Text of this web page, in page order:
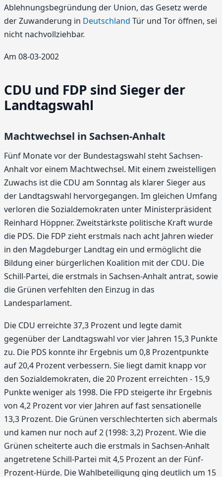
Ablehnungsbegründung der Union, das Gesetz werde
der Zuwanderung in Deutschland Tür und Tor öffnen, sei
nicht nachvollziehbar.
Am 08-03-2002
CDU und FDP sind Sieger der
Landtagswahl
Machtwechsel in Sachsen-Anhalt
Fünf Monate vor der Bundestagswahl steht Sachsen-
Anhalt vor einem Machtwechsel. Mit einem zweistelligen
Zuwachs ist die CDU am Sonntag als klarer Sieger aus
der Landtagswahl hervorgegangen. Im gleichen Umfang
verloren die Sozialdemokraten unter Ministerpräsident
Reinhard Höppner. Zweitstärkste politische Kraft wurde
die PDS. Die FDP zieht erstmals nach acht Jahren wieder
in den Magdeburger Landtag ein und ermöglicht die
Bildung einer bürgerlichen Koalition mit der CDU. Die
Schill-Partei, die erstmals in Sachsen-Anhalt antrat, sowie
die Grünen verfehlten den Einzug in das
Landesparlament.
Die CDU erreichte 37,3 Prozent und legte damit
gegenüber der Landtagswahl vor vier Jahren 15,3 Punkte
zu. Die PDS konnte ihr Ergebnis um 0,8 Prozentpunkte
auf 20,4 Prozent verbessern. Sie liegt damit knapp vor
den Sozialdemokraten, die 20 Prozent erreichten - 15,9
Punkte weniger als 1998. Die FPD steigerte ihr Ergebnis
von 4,2 Prozent vor vier Jahren auf fast sensationelle
13,3 Prozent. Die Grünen verschlechterten sich abermals
und kamen nur noch auf 2 (1998: 3,2) Prozent. Wie die
Grünen scheiterte auch die erstmals in Sachsen-Anhalt
angetretene Schill-Partei mit 4,5 Prozent an der Fünf-
Prozent-Hürde. Die Wahlbeteiligung ging deutlich um 15